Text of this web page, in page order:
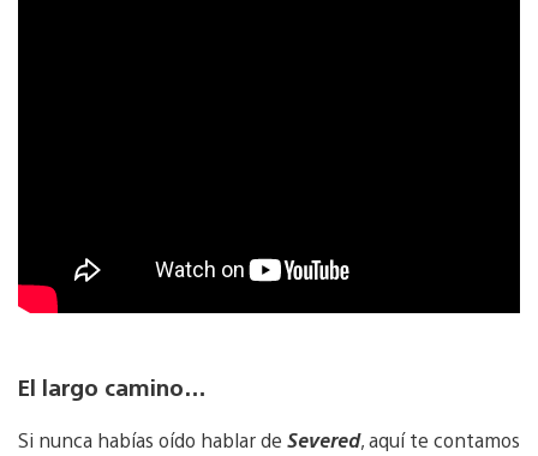
El largo camino…
Si nunca habías oído hablar de Severed, aquí te contamos